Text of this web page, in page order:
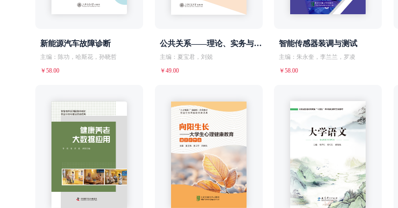
新能源汽车故障诊断
主编：陈功，哈斯花，孙晓哲
￥58.00
公共关系——理论、实务与应用
主编：夏宝君，刘兢
￥49.00
智能传感器装调与测试
主编：朱永奎，李兰兰，罗凌
￥58.00